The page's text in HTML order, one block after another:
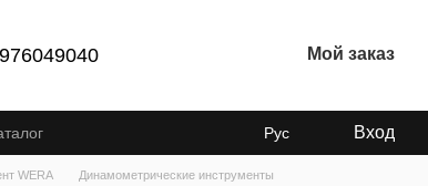
Мой заказ
Рус Вход
WERA
Динамометрические инструменты